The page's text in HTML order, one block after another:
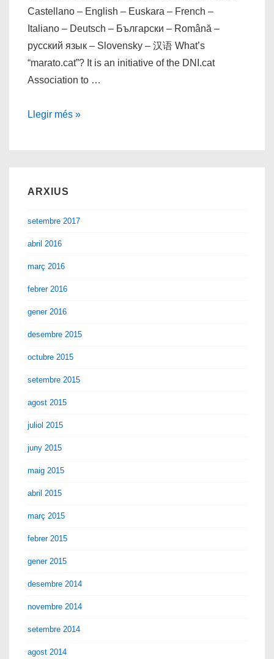
Castellano – English – Euskara – French –
Italiano – Deutsch – Български – Română –
русский язык – Slovensky – 汉语 What’s
“marato.cat”? It is an initiative of the DNI.cat
Association to …
#IndependenceDay
Llegir més »
ARXIUS
setembre 2017
abril 2016
març 2016
febrer 2016
gener 2016
desembre 2015
octubre 2015
setembre 2015
agost 2015
juliol 2015
juny 2015
maig 2015
abril 2015
març 2015
febrer 2015
gener 2015
desembre 2014
novembre 2014
setembre 2014
agost 2014